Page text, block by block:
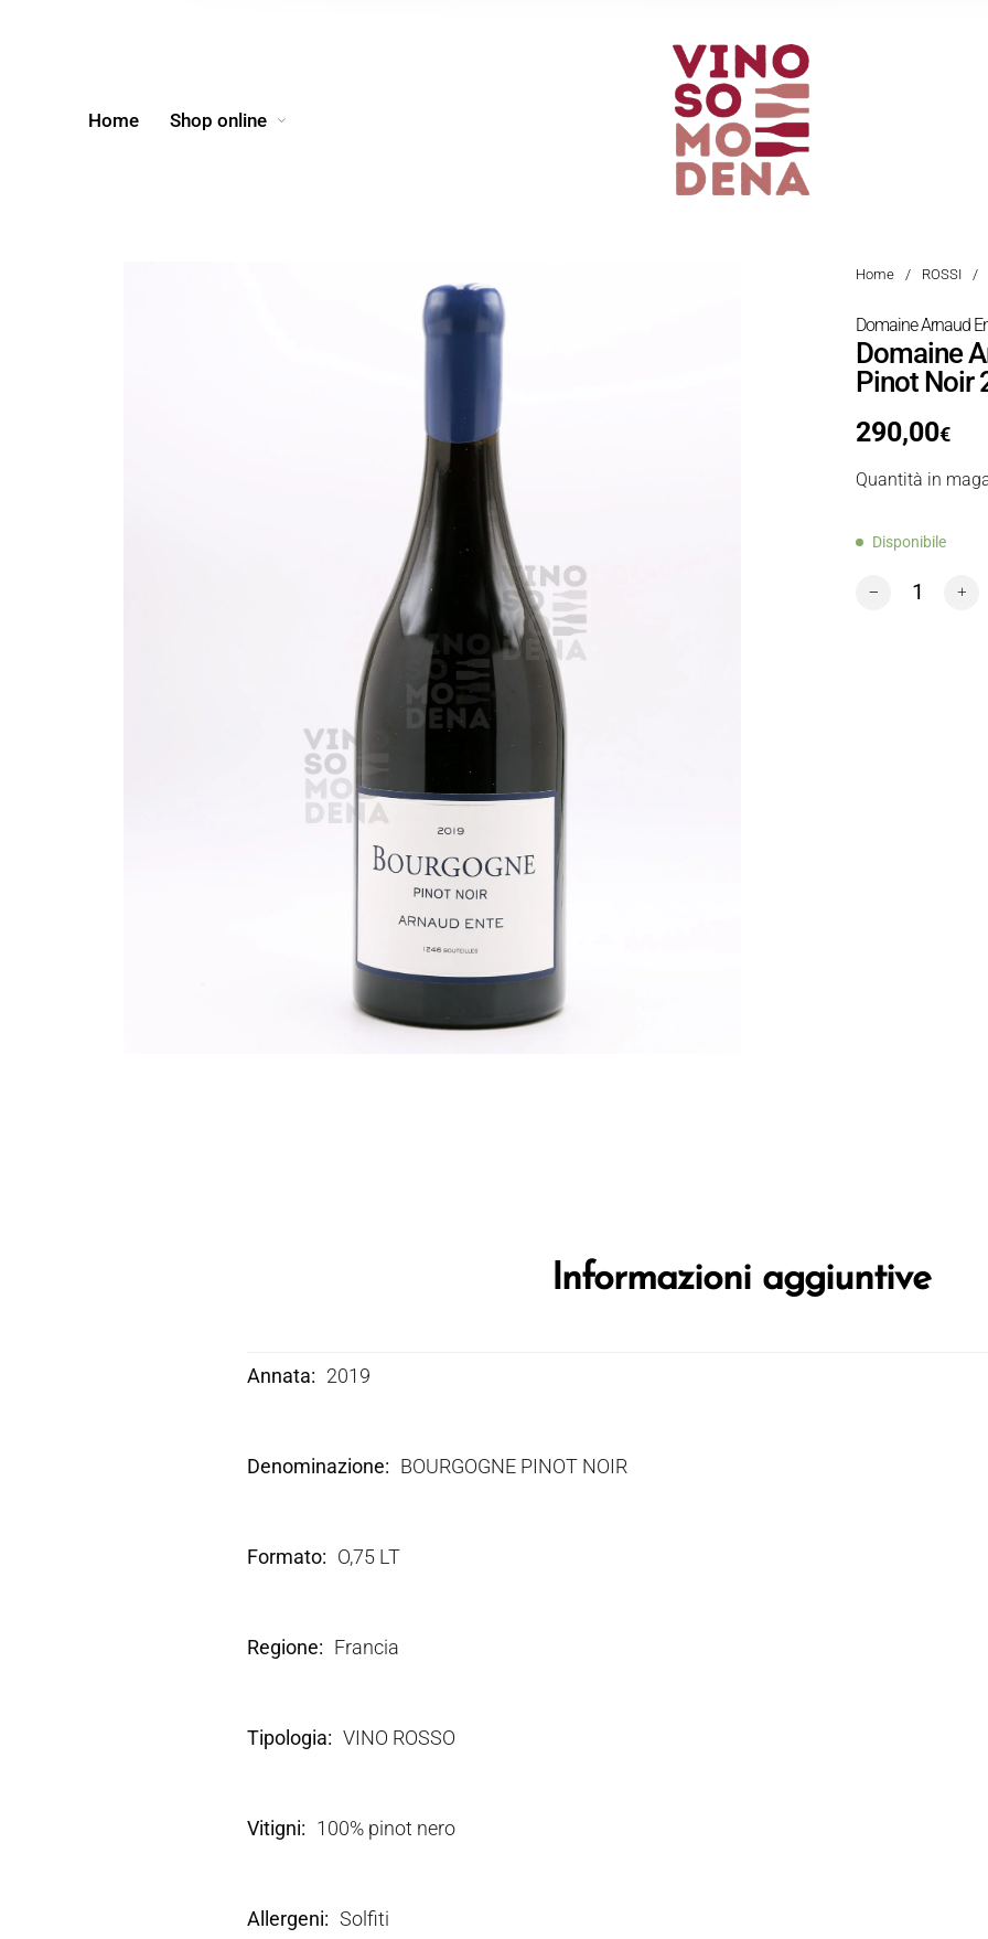
Home Shop online
Home / ROSSI /
Domaine Arnaud
Domaine
Pinot Noir
290,00€
Quantità in
Disponibile
Domaine
Informazioni aggiuntive
Annata 2019
Denominazione BOURGOGNE PINOT NOIR
Formato O,75 LT
Regione Francia
Tipologia VINO ROSSO
Vitigni 100% pinot nero
Allergeni Solfiti